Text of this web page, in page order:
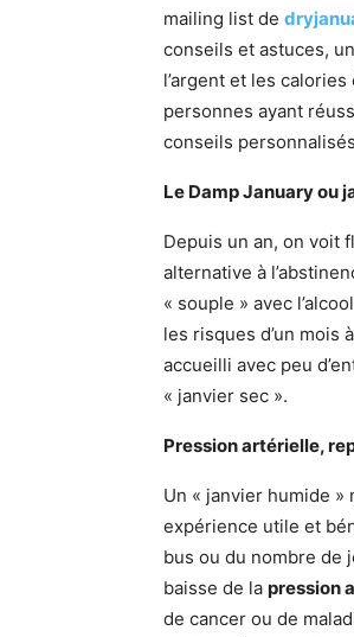
mailing list de
conseils et astuces,
l’argent et les
personnes ayant
conseils
Le Damp January ou
Depuis un an, on voit
alternative à
« souple » avec
les risques d’un mois
accueilli avec peu
« janvier sec ».
Pression artérielle,
Un « janvier humide
expérience utile et
bus ou du nombre de
baisse de la pression
de cancer ou de